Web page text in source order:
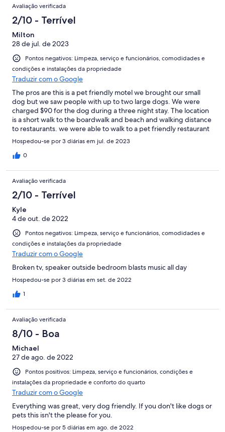
spoke to asking him for a phone number for the hotel,
hotels.com told me that the hotel only has email and that I
should contact the hotel by email. I expect a call immediately
from hotels.com's customer service.
Avaliação verificada
2/10 - Terrível
Milton
28 de jul. de 2023
Pontos negativos: Limpeza, serviço e funcionários, comodidades e
condições e instalações da propriedade
Traduzir com o Google
The pros are this is a pet friendly motel we brought our small
dog but we saw people with up to two large dogs. We were
charged $90 for the dog during a three night stay. The location
is a short walk to the boardwalk and beach and walking distance
to restaurants. we were able to walk to a pet friendly restaurant
called Stellas from there. The front desk person Nick very
personable and friendly. Now the cons. The room itself is not
thoroughly cleaned the cleaning person we didn’t observe
floors. The floors were filthy when we checked in if you wiped
the floor with a paper towel it was black with dirt. If you stay
bring your own cleaning products and be prepared to clean
yourself. Another con is a gentleman that works there who sits
by the pool all day long he gives off bad vibes and just feels like
he woke up on the wrong side of the bed but for the past ten
years. He is watching you like a hawk the whole time by the pool
area he yelled and screamed at a guest because he was tipsy by
the pool which is not a crime. It is just very unsettling to enjoy
your time on vacation and have someone on top of you like that.
The motel staff yes should have everything in order make sure
people are safe but there is a way to do that without being a
nuisance to guests. He needs a class in hospitality.
Hospedou-se por 3 diárias em jul. de 2023
0
Avaliação verificada
2/10 - Terrível
Kyle
4 de out. de 2022
Pontos negativos: Limpeza, serviço e funcionários, comodidades e
condições e instalações da propriedade
Traduzir com o Google
Broken tv, speaker outside bedroom blasts music all day
Hospedou-se por 3 diárias em set. de 2022
1
Avaliação verificada
8/10 - Boa
Michael
27 de ago. de 2022
Pontos positivos: Limpeza, serviço e funcionários, condições e
instalações da propriedade e conforto do quarto
Traduzir com o Google
Everything was great, very dog friendly. If you don't like dogs or
pets this isn't the please for you.
Hospedou-se por 5 diárias em ago. de 2022